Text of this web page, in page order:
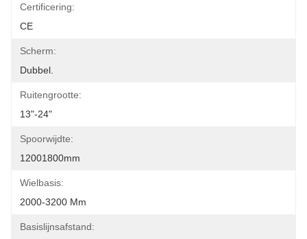
Certificering:
CE
Scherm:
Dubbel.
Ruitengrootte:
13"-24"
Spoorwijdte:
12001800mm
Wielbasis:
2000-3200 Mm
Basislijnsafstand: